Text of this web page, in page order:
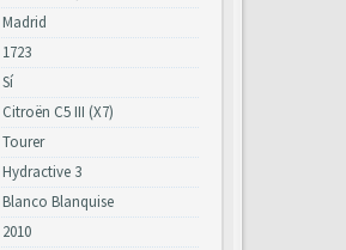
Madrid
1723
Sí
Citroën C5 III (X7)
Tourer
Hydractive 3
Blanco Blanquise
2010